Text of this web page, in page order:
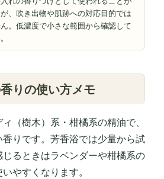
、吹き出物や肌跡への対応目的では
。低濃度で小さな範囲から確認して
りの使い方メモ
（樹木）系・柑橘系の精油で、
香りです。芳香浴では少量から試
じるときはラベンダーや柑橘系の
やすくなります。